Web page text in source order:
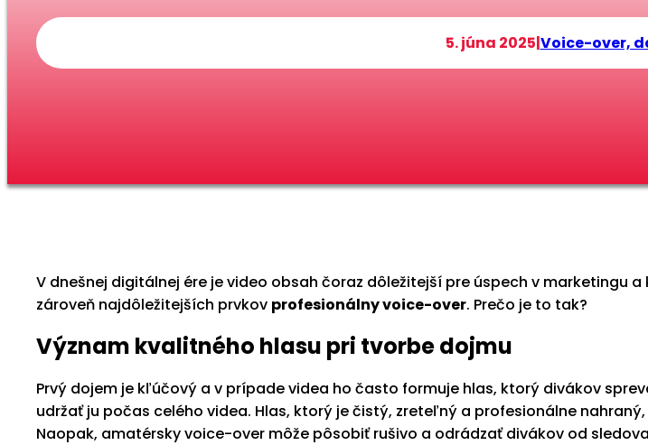
5. júna 2025|Voice-over,
V dnešnej digitálnej ére je video obsah čoraz dôležitejší pre úspech v marketingu
zároveň najdôležitejších prvkov profesionálny voice-over. Prečo je to tak?
Význam kvalitného hlasu pri tvorbe dojmu
Prvý dojem je kľúčový a v prípade videa ho často formuje hlas, ktorý divákov
udržať ju počas celého videa. Hlas, ktorý je čistý, zreteľný a profesionálne
Naopak, amatérsky voice-over môže pôsobiť rušivo a odrádzať divákov od